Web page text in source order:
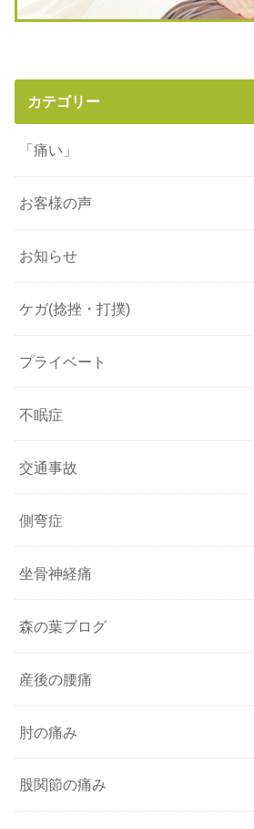
カテゴリー
「痛い」
お客様の声
お知らせ
ケガ(捻挫・打撲)
プライベート
不眠症
交通事故
側弯症
坐骨神経痛
森の葉ブログ
産後の腰痛
肘の痛み
股関節の痛み